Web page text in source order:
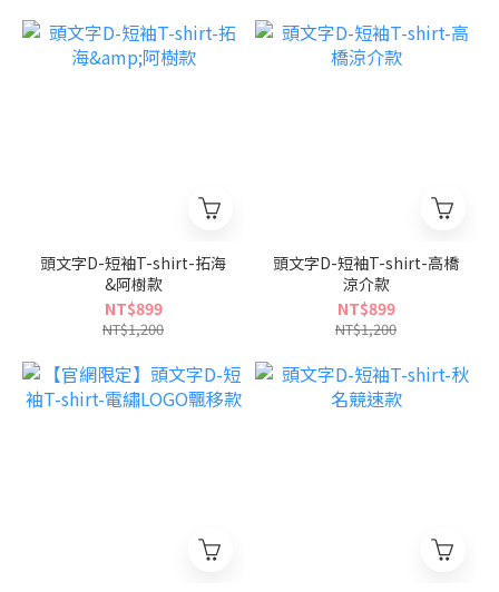
頭文字D-短袖T-shirt-拓海
&阿樹款
NT$899
NT$1,200
頭文字D-短袖T-shirt-高橋
涼介款
NT$899
NT$1,200